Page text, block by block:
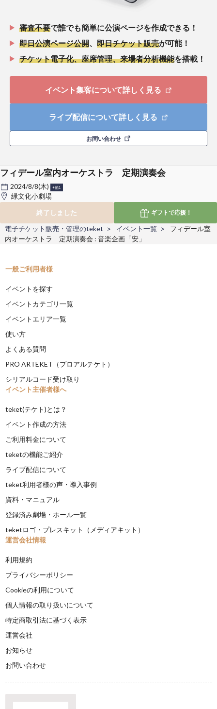
審査不要で誰でも簡単に公演ページを作成できる！
即日公演ページ公開
即日チケット販売が可能！
チケット電子化、座席管理、来場者分析機能を搭載！
イベント集客について詳しく見る
ライブ配信について詳しく見る
お問い合わせ
フィデール室内オーケストラ 定期演奏会
2024/8/8(木) +他1
緑文化小劇場
終了しました
ギフトで応援！
電子チケット販売・管理のteket イベント一覧
フィデール室
内オーケストラ 定期演奏会 : 音楽企画「安」
一般ご利用者様
イベントを探す
イベントカテゴリ一覧
イベントエリア一覧
使い方
よくある質問
PRO ARTEKET（プロアルテケト）
シリアルコード受け取り
イベント主催者様へ
teket(テケト)とは？
イベント作成の方法
ご利用料金について
teketの機能ご紹介
ライブ配信について
teket利用者様の声・導入事例
資料・マニュアル
登録済み劇場・ホール一覧
teketロゴ・プレスキット（メディアキット）
運営会社情報
利用規約
プライバシーポリシー
Cookieの利用について
個人情報の取り扱いについて
特定商取引法に基づく表示
運営会社
お知らせ
お問い合わせ